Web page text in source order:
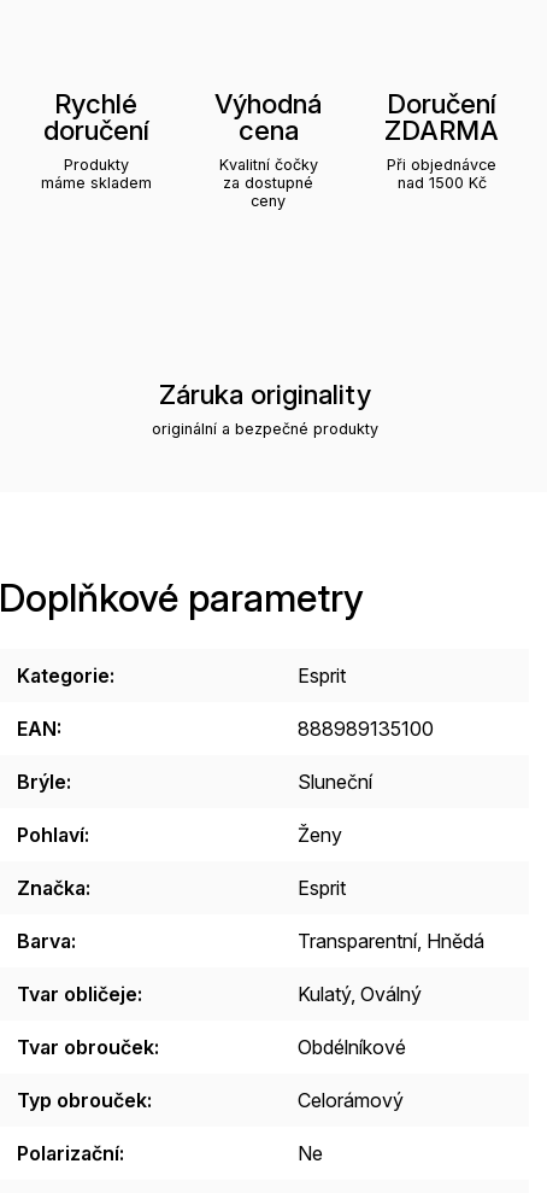
Rychlé
doručení
Produkty
máme skladem
Výhodná
cena
Kvalitní čočky
za dostupné
ceny
Doručení
ZDARMA
Při objednávce
nad 1500 Kč
Záruka originality
originální a bezpečné produkty
Doplňkové parametry
Kategorie: Esprit
EAN: 888989135100
Brýle: Sluneční
Pohlaví: Ženy
Značka: Esprit
Barva: Transparentní, Hnědá
Tvar obličeje: Kulatý, Oválný
Tvar obrouček: Obdélníkové
Typ obrouček: Celorámový
Polarizační: Ne